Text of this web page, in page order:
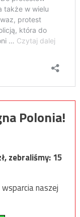
Polonia!
zebraliśmy:15
naszej